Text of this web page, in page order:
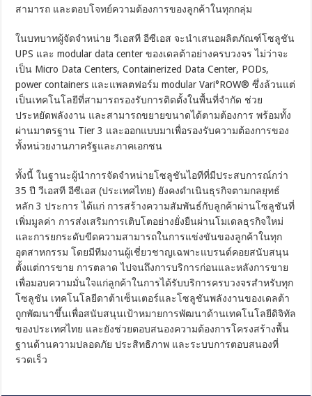
สามารถ และตอบโจทย์ความต้องการของลูกค้าในทุกกลุ่ม
ในบทบาทผู้จัดจำหน่าย วีเอสที อีซีเอส จะนำเสนอผลิตภัณฑ์โซลูชัน
UPS และ modular data center ของเดลต้าอย่างครบวงจร ไม่ว่าจะ
เป็น Micro Data Centers, Containerized Data Center, PODs,
power containers และแพลตฟอร์ม modular Vari°ROW® ซึ่งล้วนแต่
เป็นเทคโนโลยีที่สามารถรองรับการติดตั้งในพื้นที่จำกัด ช่วย
ประหยัดพลังงาน และสามารถขยายขนาดได้ตามต้องการ พร้อมทั้ง
ผ่านมาตรฐาน Tier 3 และออกแบบมาเพื่อรองรับความต้องการของ
ทั้งหน่วยงานภาครัฐและภาคเอกชน
ทั้งนี้ ในฐานะผู้นำการจัดจำหน่ายโซลูชันไอทีที่มีประสบการณ์กว่า
35 ปี วีเอสที อีซีเอส (ประเทศไทย) ยังคงดำเนินธุรกิจตามกลยุทธ์
หลัก 3 ประการ ได้แก่ การสร้างความสัมพันธ์กับลูกค้าผ่านโซลูชันที่
เพิ่มมูลค่า การส่งเสริมการเติบโตอย่างยั่งยืนผ่านโมเดลธุรกิจใหม่
และการยกระดับขีดความสามารถในการแข่งขันของลูกค้าในทุก
อุตสาหกรรม โดยมีทีมงานผู้เชี่ยวชาญเฉพาะแบรนด์คอยสนับสนุน
ตั้งแต่การขาย การตลาด ไปจนถึงการบริการก่อนและหลังการขาย
เพื่อมอบความมั่นใจแก่ลูกค้าในการได้รับบริการครบวงจรสำหรับทุก
โซลูชัน เทคโนโลยีดาต้าเซ็นเตอร์และโซลูชันพลังงานของเดลต้า
ถูกพัฒนาขึ้นเพื่อสนับสนุนเป้าหมายการพัฒนาด้านเทคโนโลยีดิจิทัล
ของประเทศไทย และยังช่วยตอบสนองความต้องการโครงสร้างพื้น
ฐานด้านความปลอดภัย ประสิทธิภาพ และระบบการตอบสนองที่
รวดเร็ว